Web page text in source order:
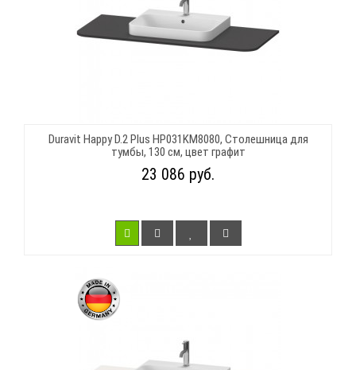
Duravit Happy D.2 Plus HP031KM8080, Столешница для
тумбы, 130 см, цвет графит
23 086 руб.